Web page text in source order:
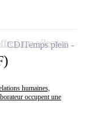
humaines,
occupent une
CDITemps plein
à ma sélection